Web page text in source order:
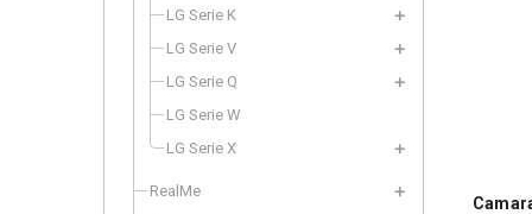
LG Serie K
LG Serie V
LG Serie Q
LG Serie W
LG Serie X
RealMe